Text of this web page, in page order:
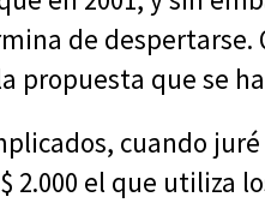
de despertarse.
propuesta que se
cuando
2.000 el que utiliza